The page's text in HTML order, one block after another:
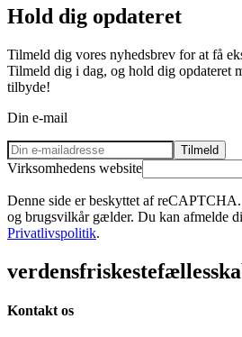
Hold dig opdateret
Tilmeld dig vores nyhedsbrev for at få
Tilmeld dig i dag, og hold dig opdateret
tilbyde!
Din e-mail
Tilmeld
Virksomhedens website
Denne side er beskyttet af
og brugsvilkår gælder. Du kan afmelde
Privatlivspolitik.
verdensfriskeste
Kontakt os